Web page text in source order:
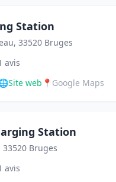
Station
33520 Bruges
avis
Site web 📍 Google Maps
Station
Bruges
avis